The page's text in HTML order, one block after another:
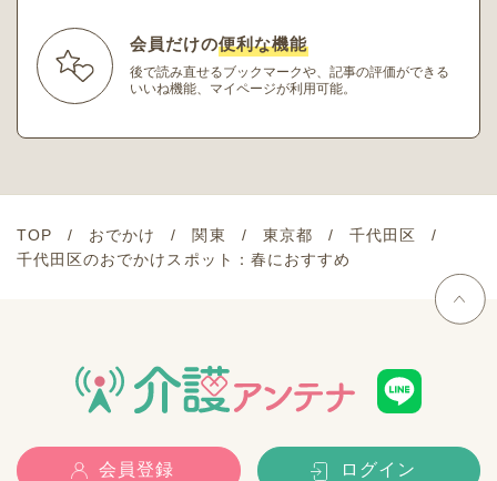
会員だけの便利な機能
後で読み直せるブックマークや、記事の評価ができる
いいね機能、マイページが利用可能。
TOP おでかけ 関東 東京都
千代田区
千代田区のおでかけスポット：春におすすめ
会員登録 ログイン